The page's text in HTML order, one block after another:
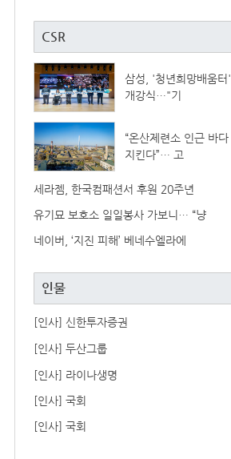
CSR
삼성, '청년희망배움터'
개강식…"기
“온산제련소 인근 바다
지킨다”… 고
세라젬, 한국컴패션서 후원 20주년
유기묘 보호소 일일봉사 가보니… “냥
네이버, ‘지진 피해’ 베네수엘라에
인물
[인사] 신한투자증권
[인사] 두산그룹
[인사] 라이나생명
[인사] 국회
[인사] 국회